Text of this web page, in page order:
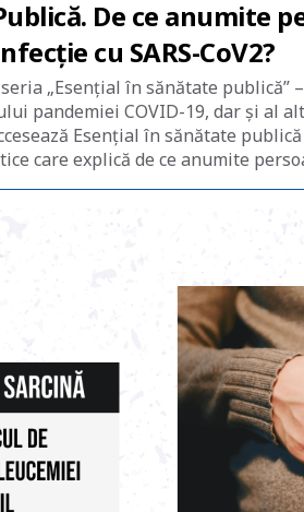
De ce anumite
cu SARS-CoV2?
„Esențial în sănătate
pandemiei COVID-19, dar și al
Esențial în sănătate
care explică de ce anumite